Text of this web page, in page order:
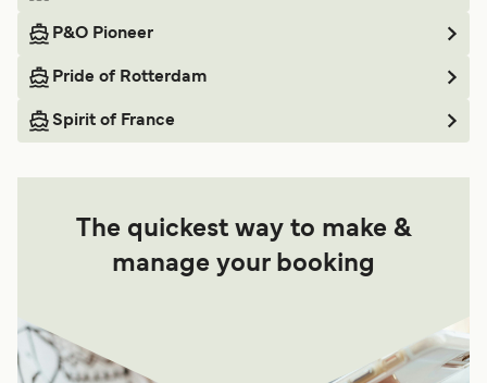
P&O Pioneer
Pride of Rotterdam
Spirit of France
The quickest way to make &
manage your booking